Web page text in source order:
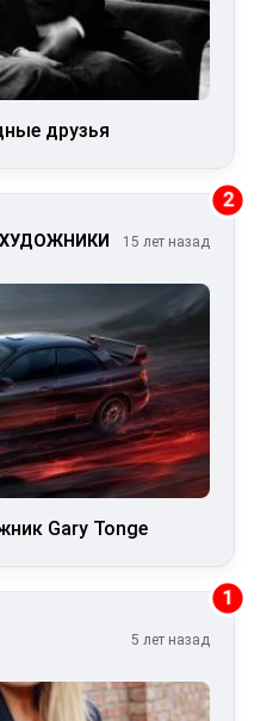
друзья
2
15 лет назад
Gary Tonge
1
5 лет назад